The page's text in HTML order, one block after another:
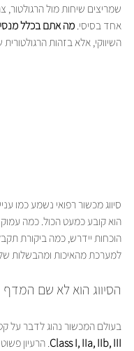
שמריצים שיחות מול
אחד בסיסי. מה אתם בכלל
השיווקי, אלא בזהות הרגולטורית
סיווג מכשור רפואי נשמע כמו
הוא קובע כמעט הכול. כמה עמוק
הוכחות יידרש, כמה ביקורת
למערכת מהאיכות ומהבשלות
הסיווג הוא לא שם המדף
בעולם המכשור נהוג לדבר על
Class I, IIa, IIb, III. הרעיון